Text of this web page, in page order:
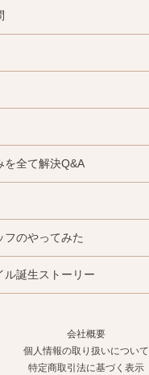
を全て解決Q&A
フのやってみた
ル誕生ストーリー
会社概要
個人情報の取り扱いについて
特定商取引法に基づく表示